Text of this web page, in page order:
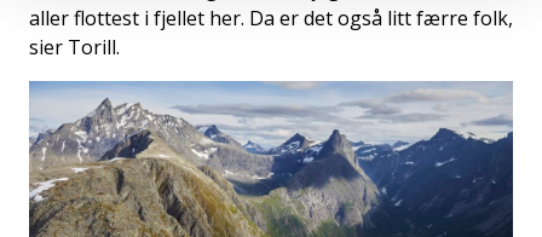
aller flottest i fjellet her. Da er det også litt færre folk,
sier Torill.